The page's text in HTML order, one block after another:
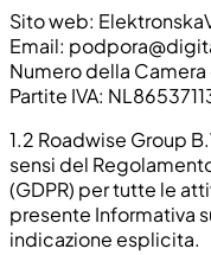
Sito web:
Email:
Numero della
Partite IVA:
1.2 Roadwise Group
sensi del
(GDPR) per tutte le
presente Informativa
indicazione esplicita.